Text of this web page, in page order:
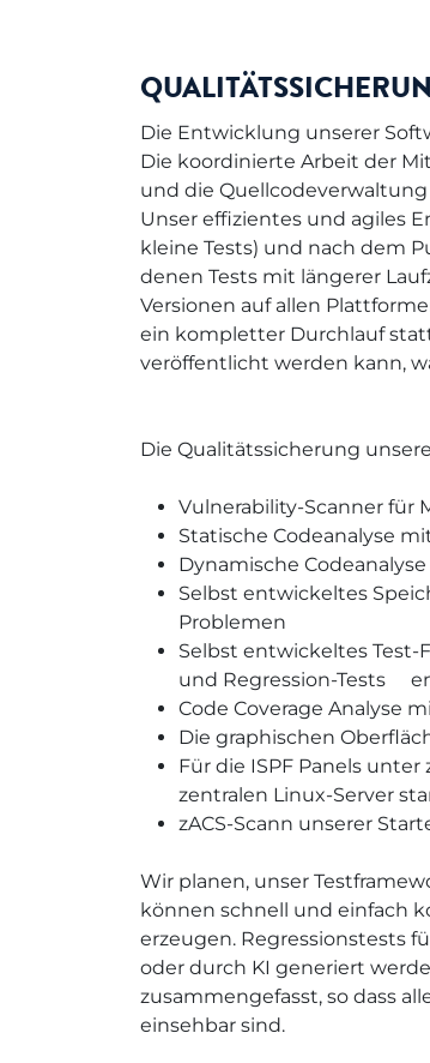
Die Entwicklung unserer
Die koordinierte Arbeit der
und die
Unser effizientes und agiles
kleine Tests) und nach dem
denen Tests mit längerer
Versionen auf allen
ein kompletter Durchlauf
veröffentlicht werden kann,
Die Qualitätssicherung
Vulnerability-Scanner für
​Statische Codeanalyse
Dynamische
Selbst entwickeltes
Problemen
Selbst entwickeltes Test-
und Regression-Tests
Code Coverage Analyse
Die graphischen
Für die ISPF Panels
zentralen Linux-Server
zACS-Scann unserer
Wir planen, unser
können schnell und einfach
erzeugen. Regressionstests
oder durch KI generiert
zusammengefasst, so dass
einsehbar sind.